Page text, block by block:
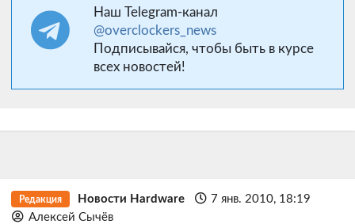
Наш Telegram-канал
@overclockers_news
Подписывайся, чтобы быть в курсе
всех новостей!
Редакция Новости Hardware
7 янв. 2010, 18:19
Алексей Сычёв